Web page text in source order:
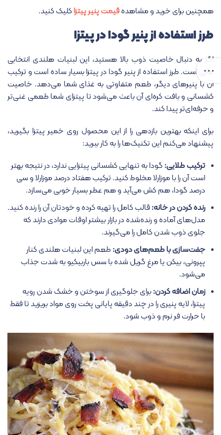
همچنین برای خرید و مشاهدهقیمت پنیر پیتزاکلیک کنید.
طرز استفاده از پنیر گودا در پیتزا
اگر به دنبال خاصیت ذوب بالا هستید، این لبنیات هلندی انتخابی
عالی است. طرز استفاده از پنیر گودا در پیتزا بسیار ساده است و ترکیب
آن با پنیرهای دیگر، طعم متفاوتی به غذای شما می‌دهد. خاصیت
کشسانی و بافت کره‌ای آن باعث می‌شود تا پیتزای شما طعمی غنی‌تر
و حرفه‌ای‌تر پیدا کند.
برای اینکه بهترین بازدهی را از این محصول روی خمیر پیتزا بگیرید،
پیشنهاد می‌کنم این تکنیک‌ها را به کار ببرید:
ترکیب طلایی: گودا به تنهایی کشسانی پیتزایی ندارد، در نتیجه بهتر
است آن را با موزارلا مخلوط کنید. ترکیب هفتاد درصد موزارلا و سی
درصد گودا، هم کش می‌آید و هم عطر بسیار خوبی می‌سازد.
رنده کردن در خانه:قالب کامل را تهیه کرده و خودتان آن را رنده کنید.
مدل‌های آماده و رنده‌شده در بازار بیشتر اوقات موادی دارند که
جلوی ذوب شدن کامل را می‌گیرند.
جفت‌سازی با طعم‌های دودی: طعم این لبنیات هلندی کنار
پپرونی، بیکن یا مرغ گریل شده با سس باربیکیو به شدت جذاب
می‌شود.
زمان اضافه کردن:برای جلوگیری از سوختن و خشک شدن رویه
پیتزا، لایه پنیری را در چند دقیقه پایانی پخت روی مواد بریزید تا فقط
با حرارت فر نرم و ذوب شود.